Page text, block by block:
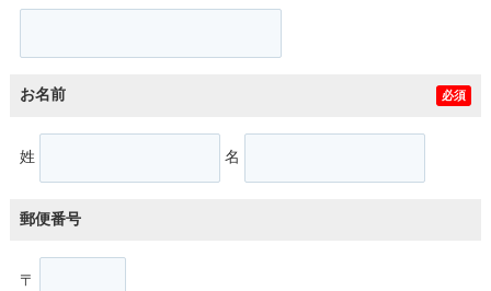
お名前 必須
姓 名
郵便番号
〒